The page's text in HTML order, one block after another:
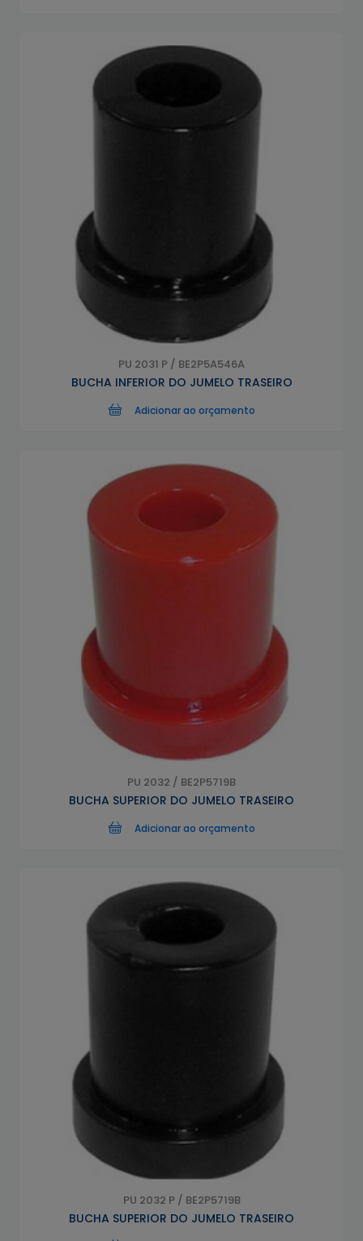
PU 2031 P / BE2P5A546A
BUCHA INFERIOR DO JUMELO TRASEIRO
Adicionar ao orçamento
PU 2032 / BE2P5719B
BUCHA SUPERIOR DO JUMELO TRASEIRO
Adicionar ao orçamento
PU 2032 P / BE2P5719B
BUCHA SUPERIOR DO JUMELO TRASEIRO